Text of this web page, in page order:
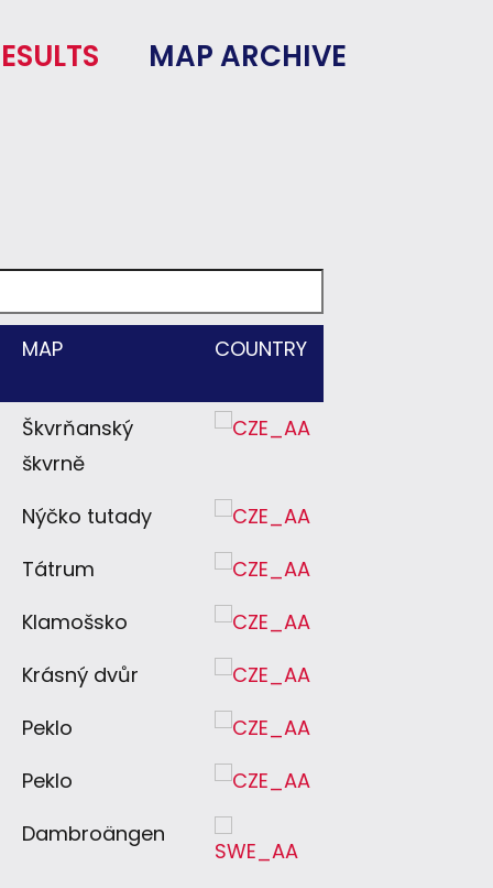
MAP ARCHIVE
MAP COUNTRY
Škvrňanský
škvrně
Nýčko tutady
Tátrum
Klamošsko
Krásný dvůr
Peklo
Peklo
Dambroängen